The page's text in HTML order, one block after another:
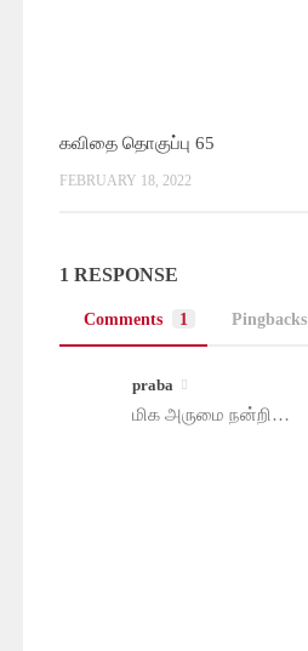
கவிதை தொகுப்பு 65
FEBRUARY 18, 2022
1 RESPONSE
Comments 1 Pingbacks
praba
மிக அருமை நன்றி…